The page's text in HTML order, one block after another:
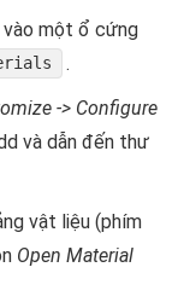
một ổ cứng
.
-> Configure
và dẫn đến thư
vật liệu (phím
Open Material